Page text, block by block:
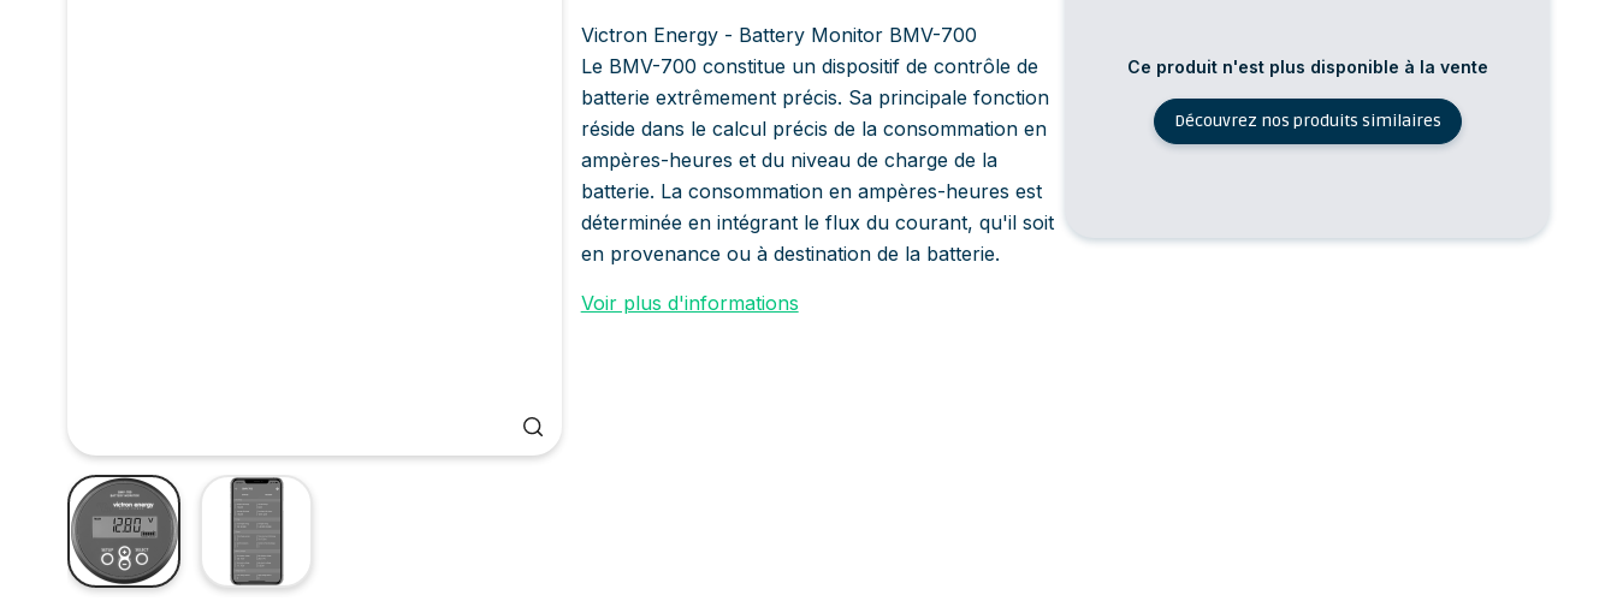
Victron Energy - Battery Monitor BMV-700
Le BMV-700 constitue un dispositif de contrôle de
batterie extrêmement précis. Sa principale fonction
réside dans le calcul précis de la consommation en
ampères-heures et du niveau de charge de la
batterie. La consommation en ampères-heures est
déterminée en intégrant le flux du courant, qu'il soit
en provenance ou à destination de la batterie.
Voir plus d'informations
Ce produit n'est plus disponible à la vente
Découvrez nos produits similaires